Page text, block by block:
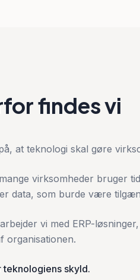
findes vi
at teknologi skal gøre
virksomheder bruger
data, som burde være
vi med ERP-
organisationen.
teknologiens skyld.